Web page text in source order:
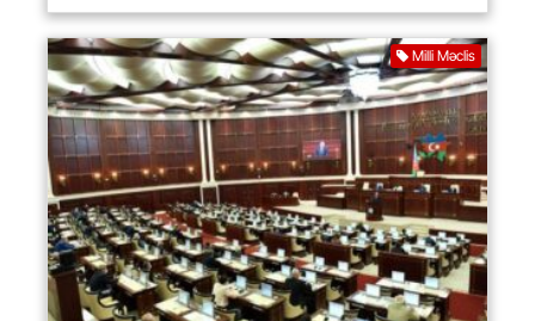
Milli Məclis